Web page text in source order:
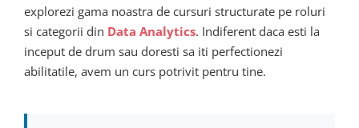
explorezi gama noastra de cursuri structurate pe roluri
si categorii din Data Analytics. Indiferent daca esti la
inceput de drum sau doresti sa iti perfectionezi
abilitatile, avem un curs potrivit pentru tine.